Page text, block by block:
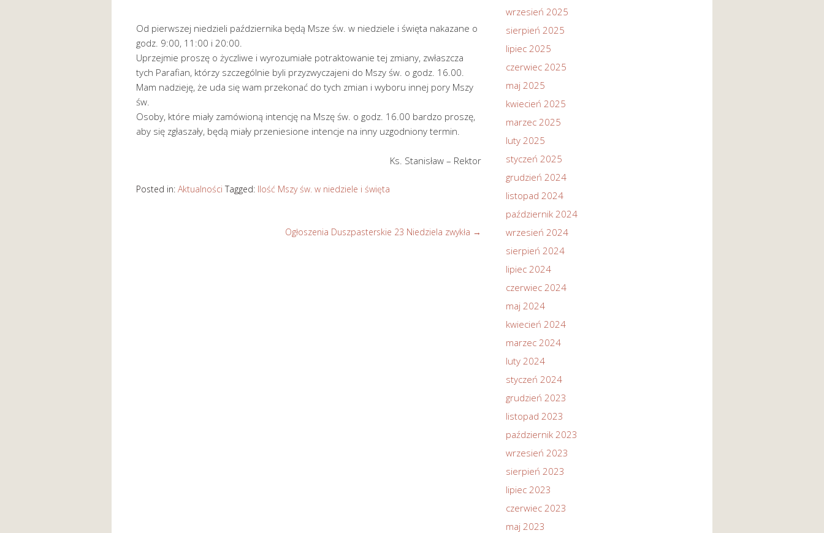
Od pierwszej niedzieli października będą Msze św. w niedziele i święta nakazane o
godz. 9:00, 11:00 i 20:00.
Uprzejmie proszę o życzliwe i wyrozumiałe potraktowanie tej zmiany, zwłaszcza
tych Parafian, którzy szczególnie byli przyzwyczajeni do Mszy św. o godz. 16.00.
Mam nadzieję, że uda się wam przekonać do tych zmian i wyboru innej pory Mszy
św.
Osoby, które miały zamówioną intencję na Mszę św. o godz. 16.00 bardzo proszę,
aby się zgłaszały, będą miały przeniesione intencje na inny uzgodniony termin.
Ks. Stanisław – Rektor
Posted in: Aktualności Tagged: Ilość Mszy św. w niedziele i święta
Ogłoszenia Duszpasterskie 23 Niedziela zwykła →
wrzesień 2025
sierpień 2025
lipiec 2025
czerwiec 2025
maj 2025
kwiecień 2025
marzec 2025
luty 2025
styczeń 2025
grudzień 2024
listopad 2024
październik 2024
wrzesień 2024
sierpień 2024
lipiec 2024
czerwiec 2024
maj 2024
kwiecień 2024
marzec 2024
luty 2024
styczeń 2024
grudzień 2023
listopad 2023
październik 2023
wrzesień 2023
sierpień 2023
lipiec 2023
czerwiec 2023
maj 2023